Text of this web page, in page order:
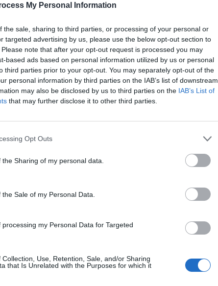
My Personal Information
the sale, sharing to third parties, or processing of your personal or
targeted advertising by us, please use the below opt-out section to
note that after your opt-out request is processed you may
based ads based on personal information utilized by us or personal
third parties prior to your opt-out. You may separately opt-out of the
personal information by third parties on the IAB’s list of downstream
may also be disclosed by us to third parties on the IAB’s List of
that may further disclose it to other third parties.
Opt Outs
Sharing of my personal data.
Sale of my Personal Data.
my Personal Data for Targeted
Use, Retention, Sale, and/or Sharing
that Is Unrelated with the Purposes for which it
Uppdaterad 30 september 2016Skapad 23 november 2008